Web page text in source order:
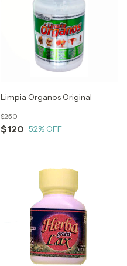
Limpia Organos Original
$120
$250
52% OFF